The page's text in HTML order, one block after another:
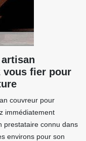
vous fier pour
couvreur pour
immédiatement
prestataire connu dans
environs pour son